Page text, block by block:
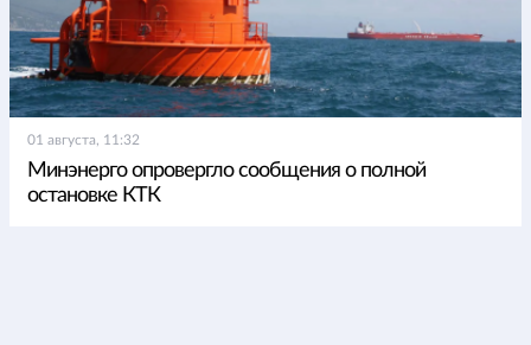
01 августа, 11:32
Минэнерго опровергло сообщения о полной
остановке КТК